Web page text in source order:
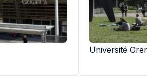
Université